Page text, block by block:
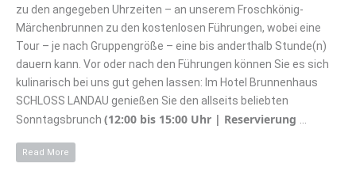
zu den angegeben Uhrzeiten – an unserem Froschkönig-
Märchenbrunnen zu den kostenlosen Führungen, wobei eine
Tour – je nach Gruppengröße – eine bis anderthalb Stunde(n)
dauern kann. Vor oder nach den Führungen können Sie es sich
kulinarisch bei uns gut gehen lassen: Im Hotel Brunnenhaus
SCHLOSS LANDAU genießen Sie den allseits beliebten
Sonntagsbrunch (12:00 bis 15:00 Uhr | Reservierung …
Read More